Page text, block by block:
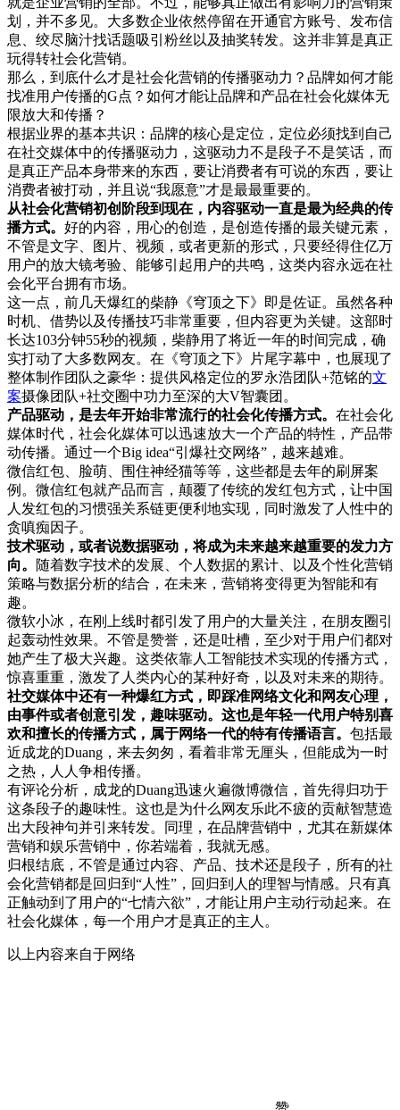
划，并不多见。大多数企业依然停留在开通官方账号、发布信
息、绞尽脑汁找话题吸引粉丝以及抽奖转发。这并非算是真正
玩得转社会化营销。
那么，到底什么才是社会化营销的传播驱动力？品牌如何才能
找准用户传播的G点？如何才能让品牌和产品在社会化媒体无
限放大和传播？
根据业界的基本共识：品牌的核心是定位，定位必须找到自己
在社交媒体中的传播驱动力，这驱动力不是段子不是笑话，而
是真正产品本身带来的东西，要让消费者有可说的东西，要让
消费者被打动，并且说“我愿意”才是最最重要的。
从社会化营销初创阶段到现在，内容驱动一直是最为经典的传
播方式。 好的内容，用心的创造，是创造传播的最关键元素，
不管是文字、图片、视频，或者更新的形式，只要经得住亿万
用户的放大镜考验、能够引起用户的共鸣，这类内容永远在社
会化平台拥有市场。
这一点，前几天爆红的柴静《穹顶之下》即是佐证。虽然各种
时机、借势以及传播技巧非常重要，但内容更为关键。这部时
长达103分钟55秒的视频，柴静用了将近一年的时间完成，确
实打动了大多数网友。在《穹顶之下》片尾字幕中，也展现了
整体制作团队之豪华：提供风格定位的罗永浩团队+范铭的文
案摄像团队+社交圈中功力至深的大V智囊团。
产品驱动，是去年开始非常流行的社会化传播方式。 在社会化
媒体时代，社会化媒体可以迅速放大一个产品的特性，产品带
动传播。通过一个Big idea“引爆社交网络”，越来越难。
微信红包、脸萌、围住神经猫等等，这些都是去年的刷屏案
例。微信红包就产品而言，颠覆了传统的发红包方式，让中国
人发红包的习惯强关系链更便利地实现，同时激发了人性中的
贪嗔痴因子。
技术驱动，或者说数据驱动，将成为未来越来越重要的发力方
向。
随着数字技术的发展、个人数据的累计、以及个性化营销
策略与数据分析的结合，在未来，营销将变得更为智能和有
趣。
微软小冰，在刚上线时都引发了用户的大量关注，在朋友圈引
起轰动性效果。不管是赞誉，还是吐槽，至少对于用户们都对
她产生了极大兴趣。这类依靠人工智能技术实现的传播方式，
惊喜重重，激发了人类内心的某种好奇，以及对未来的期待。
社交媒体中还有一种爆红方式，即踩准网络文化和网友心理，
由事件或者创意引发，趣味驱动。这也是年轻一代用户特别喜
欢和擅长的传播方式，属于网络一代的特有传播语言。 包括最
近成龙的Duang，来去匆匆，看着非常无厘头，但能成为一时
之热，人人争相传播。
有评论分析，成龙的Duang迅速火遍微博微信，首先得归功于
这条段子的趣味性。这也是为什么网友乐此不疲的贡献智慧造
出大段神句并引来转发。同理，在品牌营销中，尤其在新媒体
营销和娱乐营销中，你若端着，我就无感。
归根结底，不管是通过内容、产品、技术还是段子，所有的社
会化营销都是回归到“人性”，回归到人的理智与情感。只有真
正触动到了用户的“七情六欲”，才能让用户主动行动起来。在
社会化媒体，每一个用户才是真正的主人。
以上内容来自于网络